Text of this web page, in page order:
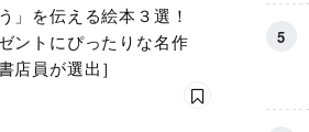
」を伝える絵本３選！
ントにぴったりな名作
店員が選出］